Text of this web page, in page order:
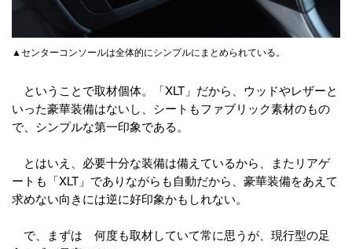
▲センターコンソールは全体的にシンプルにまとめられている。
ということで取材個体。「XLT」だから、ウッドやレザーと
いった豪華装備はないし、シートもファブリック素材のもの
で、シンプルな第一印象である。
とはいえ、必要十分な装備は備えているから、またリアゲ
ートも「XLT」でありながらも自動だから、豪華装備をあえて
求めない向きには逆に好印象かもしれない。
で、まずは 何度も取材していて常に思うが、現行型の足